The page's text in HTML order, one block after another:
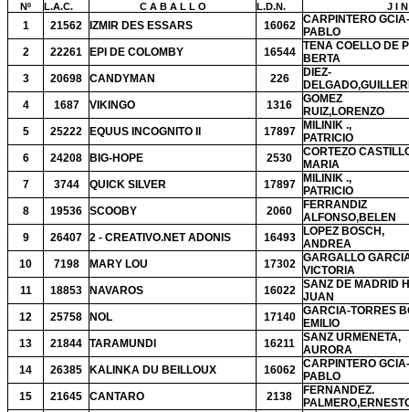
Nº L.A.C. C A B A L L O L.D.N. J I
1 21562 IZMIR DES ESSARS 16062
CARPINTERO
PABLO
2
22261 EPI DE COLOMBY 16544
TENA COELLO DE
BERTA
3
20698 CANDYMAN 226
DIEZ-
4
1687 VIKINGO 1316
GOMEZ
RUIZ,LORENZO
5
25222 EQUUS INCOGNITO II 17897
MILINIK .,
PATRICIO
6
24208 BIG-HOPE 2530
CORTEZO
MARIA
7
3744 QUICK SILVER 17897
MILINIK .,
PATRICIO
8
19536 SCOOBY 2060
FERRANDIZ
ALFONSO,BELEN
9
26407 2 - CREATIVO.NET ADONIS 16493
LOPEZ BOSCH,
ANDREA
10
7198 MARY LOU 17302
GARGALLO
VICTORIA
11
18853 NAVAROS 16022
SANZ DE MADRID
JUAN
12
25758 NOL 17140
GARCIA-TORRES
EMILIO
13
21844 TARAMUNDI 16211
SANZ URMENETA,
AURORA
14
26385 KALINKA DU BEILLOUX 16062
CARPINTERO
PABLO
15
21645 CANTARO 2138
FERNANDEZ.